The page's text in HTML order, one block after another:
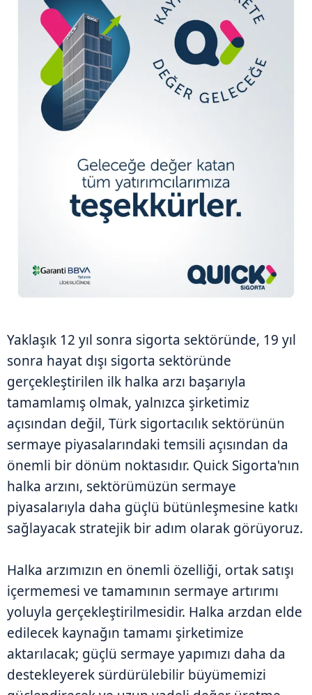
Yaklaşık 12 yıl sonra sigorta sektöründe, 19 yıl
sonra hayat dışı sigorta sektöründe
gerçekleştirilen ilk halka arzı başarıyla
tamamlamış olmak, yalnızca şirketimiz
açısından değil, Türk sigortacılık sektörünün
sermaye piyasalarındaki temsili açısından da
önemli bir dönüm noktasıdır. Quick Sigorta'nın
halka arzını, sektörümüzün sermaye
piyasalarıyla daha güçlü bütünleşmesine katkı
sağlayacak stratejik bir adım olarak görüyoruz.
Halka arzımızın en önemli özelliği, ortak satışı
içermemesi ve tamamının sermaye artırımı
yoluyla gerçekleştirilmesidir. Halka arzdan elde
edilecek kaynağın tamamı şirketimize
aktarılacak; güçlü sermaye yapımızı daha da
destekleyerek sürdürülebilir büyümemizi